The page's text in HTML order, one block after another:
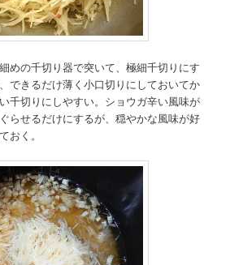
めの千切り器で突いて、極細千切りにす
できるだけ薄く小口切りにしておいてか
千切りにしやすい。ショウガ辛い風味が
らせるだけにするが、穏やかな風味が好
おく。